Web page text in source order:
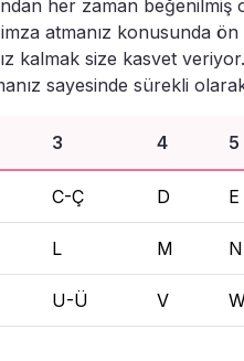
her zaman beğenilmiş
atmanız konusunda
kalmak size kasvet
sayesinde sürekli
3 4 5
C-Ç D E
L M N
U-Ü V